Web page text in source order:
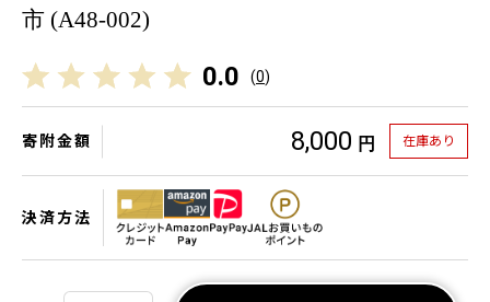
市 (A48-002)
0.0 (0)
寄附金額 8,000 円 在庫あり
決済方法